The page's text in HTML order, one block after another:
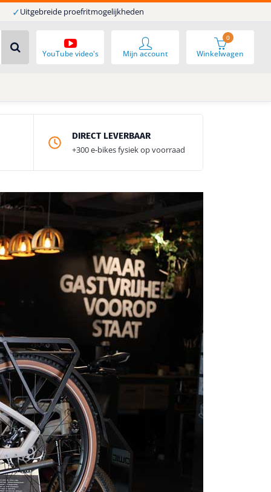
✓Uitgebreide proefritmogelijkheden
YouTube video's Winkelwagen
0
Mijn account
DIRECT LEVERBAAR
+300 e-bikes fysiek op voorraad